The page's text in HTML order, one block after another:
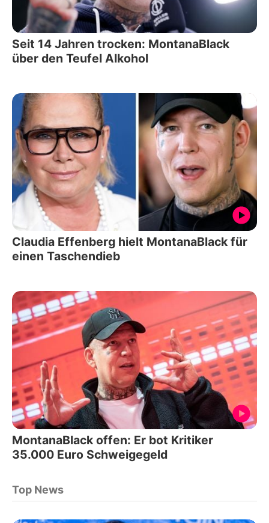
Seit 14 Jahren trocken: MontanaBlack
über den Teufel Alkohol
Claudia Effenberg hielt MontanaBlack für
einen Taschendieb
MontanaBlack offen: Er bot Kritiker
35.000 Euro Schweigegeld
Top News